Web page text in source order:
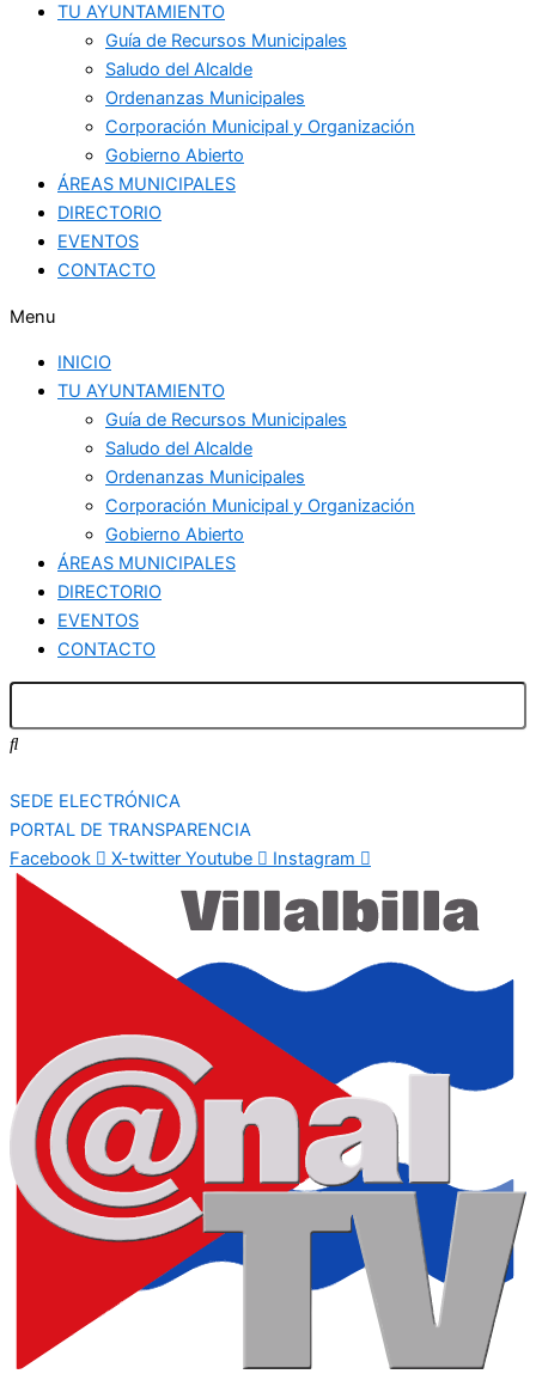
TU AYUNTAMIENTO
Guía de Recursos Municipales
Saludo del Alcalde
Ordenanzas Municipales
Corporación Municipal y Organización
Gobierno Abierto
ÁREAS MUNICIPALES
DIRECTORIO
EVENTOS
CONTACTO
Menu
INICIO
TU AYUNTAMIENTO
Guía de Recursos Municipales
Saludo del Alcalde
Ordenanzas Municipales
Corporación Municipal y Organización
Gobierno Abierto
ÁREAS MUNICIPALES
DIRECTORIO
EVENTOS
CONTACTO
SEDE ELECTRÓNICA
PORTAL DE TRANSPARENCIA
Facebook
X-twitter Youtube Instagram